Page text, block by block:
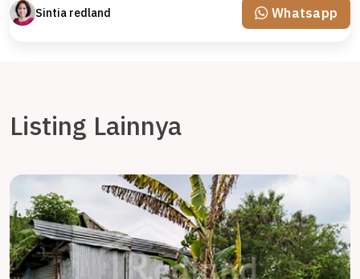
Sintia redland Whatsapp
Listing Lainnya